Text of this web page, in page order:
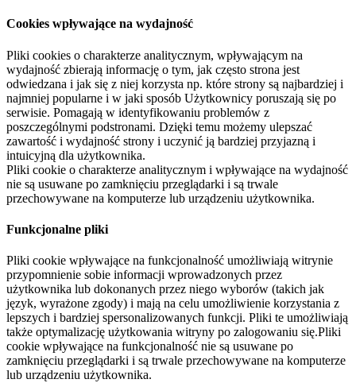
Cookies wpływające na wydajność
Pliki cookies o charakterze analitycznym, wpływającym na
wydajność zbierają informację o tym, jak często strona jest
odwiedzana i jak się z niej korzysta np. które strony są najbardziej i
najmniej popularne i w jaki sposób Użytkownicy poruszają się po
serwisie. Pomagają w identyfikowaniu problemów z
poszczególnymi podstronami. Dzięki temu możemy ulepszać
zawartość i wydajność strony i uczynić ją bardziej przyjazną i
intuicyjną dla użytkownika.
Pliki cookie o charakterze analitycznym i wpływające na wydajność
nie są usuwane po zamknięciu przeglądarki i są trwale
przechowywane na komputerze lub urządzeniu użytkownika.
Funkcjonalne pliki
Pliki cookie wpływające na funkcjonalność umożliwiają witrynie
przypomnienie sobie informacji wprowadzonych przez
użytkownika lub dokonanych przez niego wyborów (takich jak
język, wyrażone zgody) i mają na celu umożliwienie korzystania z
lepszych i bardziej spersonalizowanych funkcji. Pliki te umożliwiają
także optymalizację użytkowania witryny po zalogowaniu się.Pliki
cookie wpływające na funkcjonalność nie są usuwane po
zamknięciu przeglądarki i są trwale przechowywane na komputerze
lub urządzeniu użytkownika.